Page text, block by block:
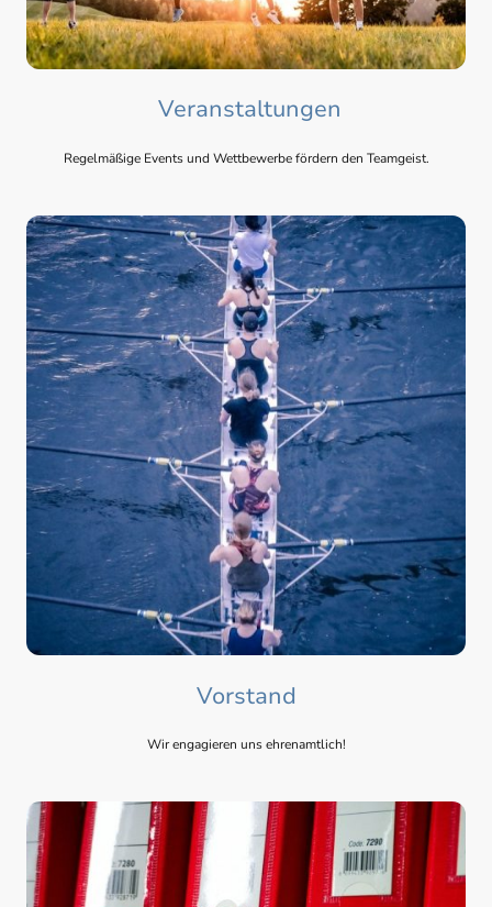
Veranstaltungen
Regelmäßige Events und Wettbewerbe fördern den Teamgeist.
Vorstand
Wir engagieren uns ehrenamtlich!